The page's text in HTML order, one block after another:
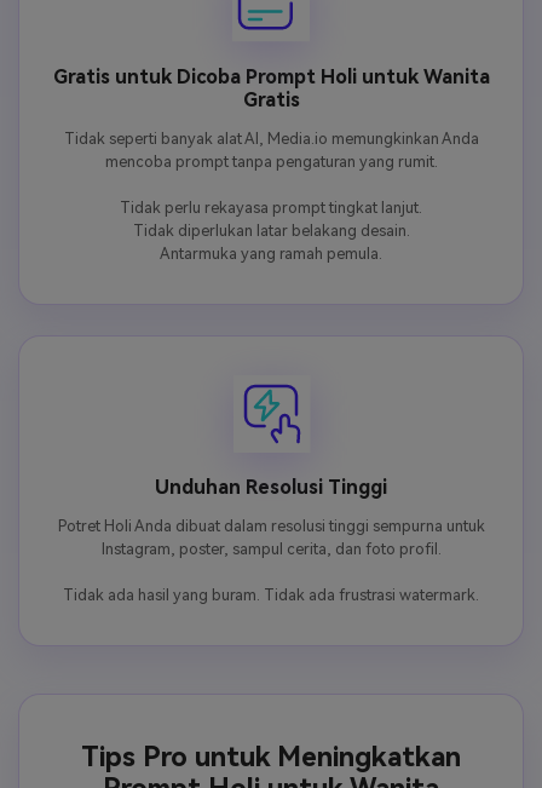
Gratis untuk Dicoba Prompt Holi untuk Wanita
Gratis
Tidak seperti banyak alat AI, Media.io memungkinkan Anda
mencoba prompt tanpa pengaturan yang rumit.
Tidak perlu rekayasa prompt tingkat lanjut.
Tidak diperlukan latar belakang desain.
Antarmuka yang ramah pemula.
Unduhan Resolusi Tinggi
Potret Holi Anda dibuat dalam resolusi tinggi sempurna untuk
Instagram, poster, sampul cerita, dan foto profil.
Tidak ada hasil yang buram. Tidak ada frustrasi watermark.
Tips Pro untuk Meningkatkan